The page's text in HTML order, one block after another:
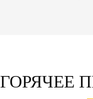
ГОРЯЧЕЕ